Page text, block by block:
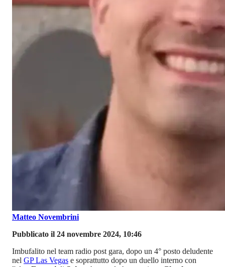
Matteo Novembrini
Pubblicato il 24 novembre 2024, 10:46
Imbufalito nel team radio post gara, dopo un 4° posto deludente
nel GP Las Vegas e soprattutto dopo un duello interno con